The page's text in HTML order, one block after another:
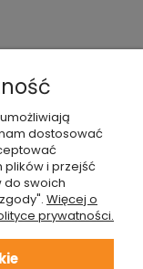
dostosować
plików i przejść
do swoich
Więcej o
prywatności.